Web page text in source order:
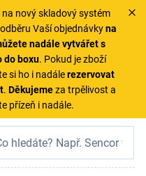
na nový skladový systém
Vaší objednávkyna
nadále vytvářet s
do boxu. Pokud je zboží
si ho i nadálerezervovat
. Děkujemeza trpělivost a
přízeň i nadále.